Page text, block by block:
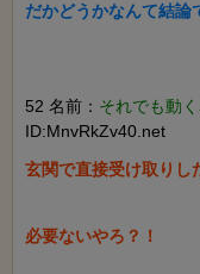
だかどうかなんて結論
52 名前： それでも動
ID:MnvRkZv40.net
玄関で直接受け取りし
必要ないやろ？！